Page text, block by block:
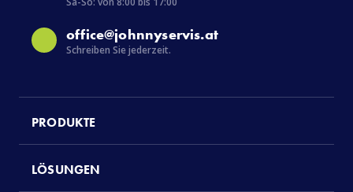
office@johnnyservis.at
Schreiben Sie jederzeit.
PRODUKTE
LÖSUNGEN